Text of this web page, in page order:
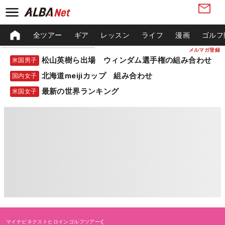
メルマガ登録
全ツアー ギア レッスン ライフ 漫画 ゴル
米国男子 松山英樹ら出場 ウィンダム選手権の組み合わせ
国内女子 北海道meijiカップ 組み合わせ
米国女子 最新の世界ランキング
マイナビネクストヒロインゴルフツアー